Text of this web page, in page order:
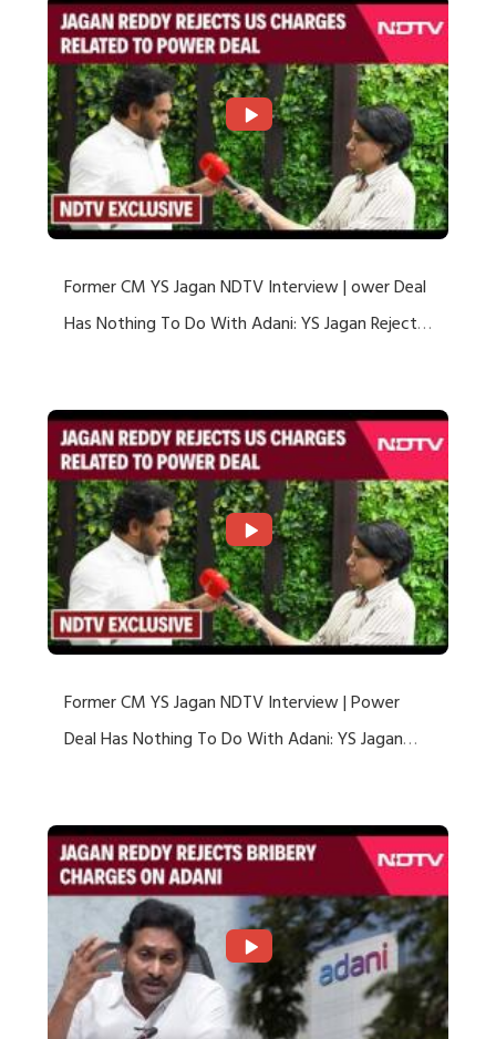
Former CM YS Jagan NDTV Interview | ower Deal
Has Nothing To Do With Adani: YS Jagan Rejects
Former CM YS Jagan NDTV Interview | Power
Deal Has Nothing To Do With Adani: YS Jagan